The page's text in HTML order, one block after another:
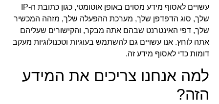
עשויים לאסוף מידע מסוים באופן אוטומטי, כגון כתובת ה-IP
שלך, סוג הדפדפן שלך, מערכת ההפעלה שלך, מזהה המכשיר
שלך, דפי האינטרנט שבהם אתה מבקר, והקישורים שעליהם
אתה לוחץ. אנו עשויים גם להשתמש בעוגיות וטכנולוגיות מעקב
דומות כדי לאסוף מידע זה.
למה אנחנו צריכים את המידע
הזה?